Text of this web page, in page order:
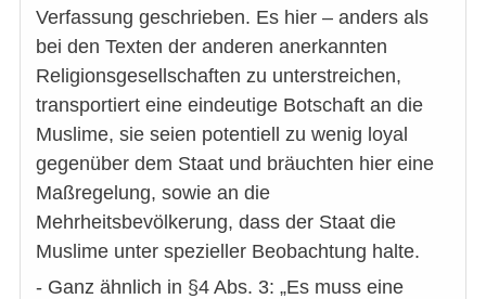
Verfassung geschrieben. Es hier – anders als
bei den Texten der anderen anerkannten
Religionsgesellschaften zu unterstreichen,
transportiert eine eindeutige Botschaft an die
Muslime, sie seien potentiell zu wenig loyal
gegenüber dem Staat und bräuchten hier eine
Maßregelung, sowie an die
Mehrheitsbevölkerung, dass der Staat die
Muslime unter spezieller Beobachtung halte.
- Ganz ähnlich in §4 Abs. 3: „Es muss eine